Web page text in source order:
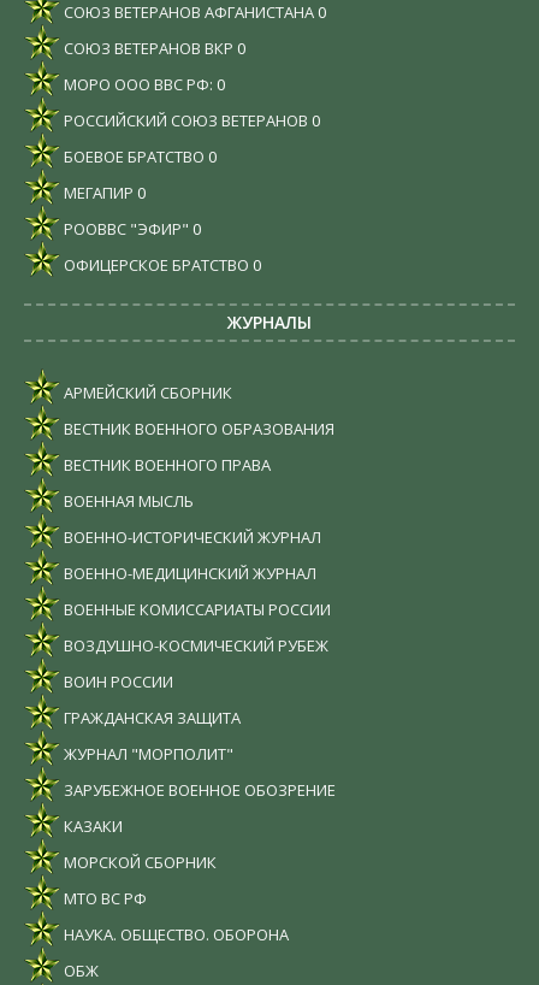
СОЮЗ ВЕТЕРАНОВ АФГАНИСТАНА 0
СОЮЗ ВЕТЕРАНОВ ВКР 0
МОРО ООО ВВС РФ: 0
РОССИЙСКИЙ СОЮЗ ВЕТЕРАНОВ 0
БОЕВОЕ БРАТСТВО 0
МЕГАПИР 0
РООВВС "ЭФИР" 0
ОФИЦЕРСКОЕ БРАТСТВО 0
ЖУРНАЛЫ
АРМЕЙСКИЙ СБОРНИК
ВЕСТНИК ВОЕННОГО ОБРАЗОВАНИЯ
ВЕСТНИК ВОЕННОГО ПРАВА
ВОЕННАЯ МЫСЛЬ
ВОЕННО-ИСТОРИЧЕСКИЙ ЖУРНАЛ
ВОЕННО-МЕДИЦИНСКИЙ ЖУРНАЛ
ВОЕННЫЕ КОМИССАРИАТЫ РОССИИ
ВОЗДУШНО-КОСМИЧЕСКИЙ РУБЕЖ
ВОИН РОССИИ
ГРАЖДАНСКАЯ ЗАЩИТА
ЖУРНАЛ "МОРПОЛИТ"
ЗАРУБЕЖНОЕ ВОЕННОЕ ОБОЗРЕНИЕ
КАЗАКИ
МОРСКОЙ СБОРНИК
МТО ВС РФ
НАУКА. ОБЩЕСТВО. ОБОРОНА
ОБЖ